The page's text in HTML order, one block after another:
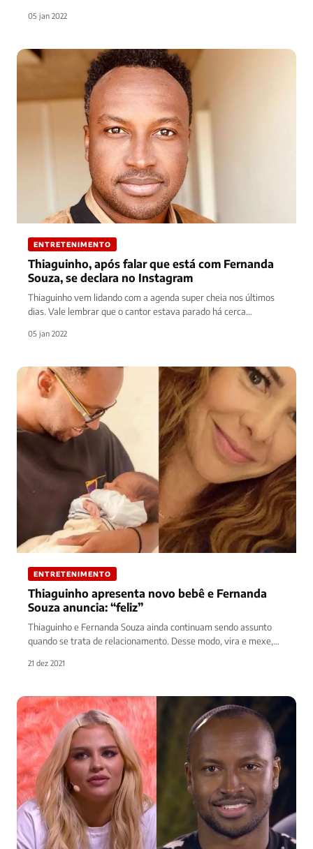
05 jan 2022
ENTRETENIMENTO
Thiaguinho, após falar que está com Fernanda
Souza, se declara no Instagram
Thiaguinho vem lidando com a agenda super cheia nos últimos
dias. Vale lembrar que o cantor estava parado há cerca…
05 jan 2022
ENTRETENIMENTO
Thiaguinho apresenta novo bebê e Fernanda
Souza anuncia: “feliz”
Thiaguinho e Fernanda Souza ainda continuam sendo assunto
quando se trata de relacionamento. Desse modo, vira e mexe,
21 dez 2021